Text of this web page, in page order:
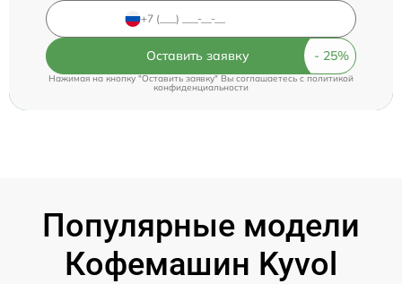
Оставить заявку
Нажимая на кнопку "Оставить заявку" Вы соглашаетесь cполитикой
конфиденциальности
Популярные модели
Кофемашин Kyvol